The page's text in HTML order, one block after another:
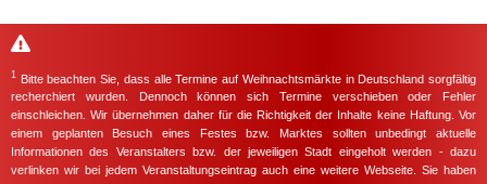
1
Bitte beachten Sie, dass alle Termine auf Weihnachtsmärkte in Deutschland sorgfältig
recherchiert wurden. Dennoch können sich Termine verschieben oder Fehler
einschleichen. Wir übernehmen daher für die Richtigkeit der Inhalte keine Haftung. Vor
einem geplanten Besuch eines Festes bzw. Marktes sollten unbedingt aktuelle
Informationen des Veranstalters bzw. der jeweiligen Stadt eingeholt werden - dazu
verlinken wir bei jedem Veranstaltungseintrag auch eine weitere Webseite. Sie haben